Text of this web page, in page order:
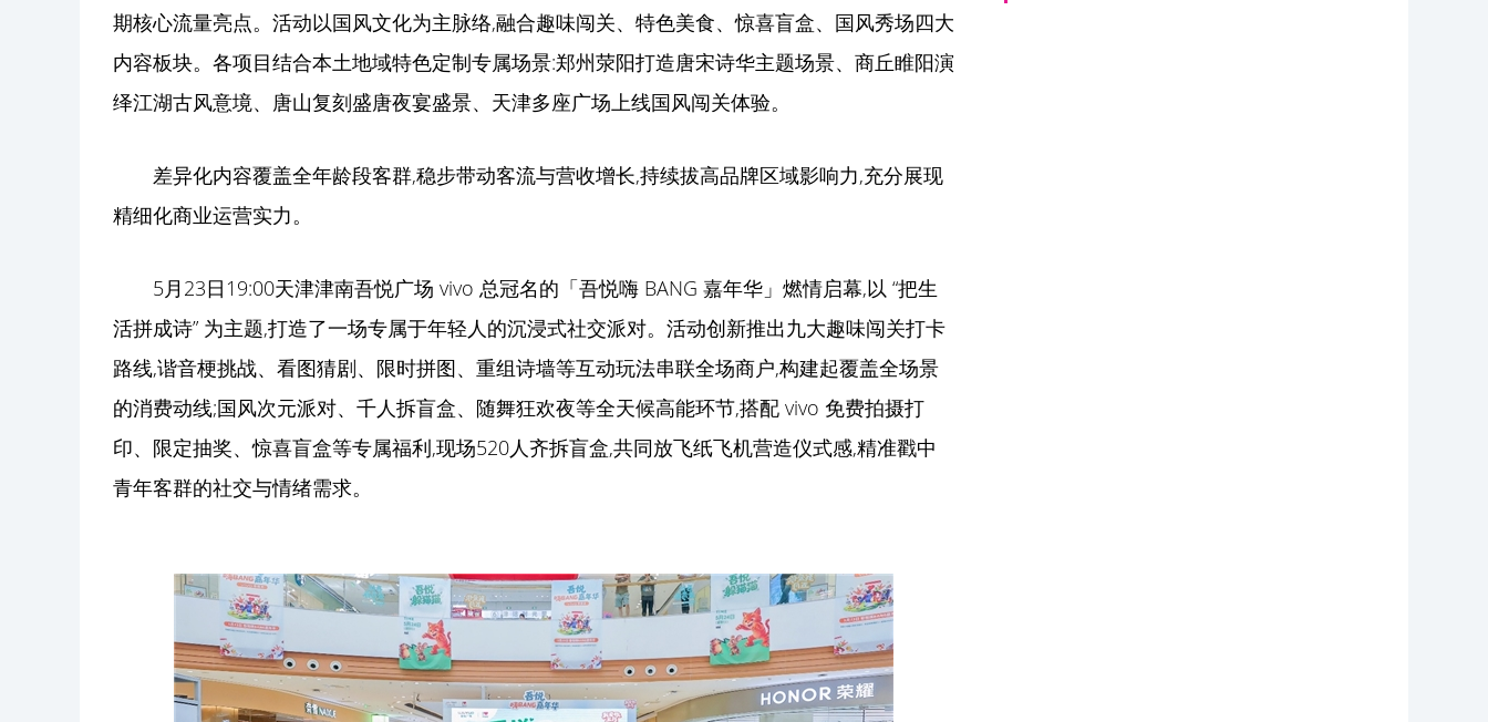
期核心流量亮点。活动以国风文化为主脉络,融合趣味闯关、特色美食、惊喜盲盒、国风秀场四大
内容板块。各项目结合本土地域特色定制专属场景:郑州荥阳打造唐宋诗华主题场景、商丘睢阳演
绎江湖古风意境、唐山复刻盛唐夜宴盛景、天津多座广场上线国风闯关体验。
差异化内容覆盖全年龄段客群,稳步带动客流与营收增长,持续拔高品牌区域影响力,充分展现
精细化商业运营实力。
5月23日19:00天津津南吾悦广场 vivo 总冠名的「吾悦嗨 BANG 嘉年华」燃情启幕,以 “把生
活拼成诗” 为主题,打造了一场专属于年轻人的沉浸式社交派对。活动创新推出九大趣味闯关打卡
路线,谐音梗挑战、看图猜剧、限时拼图、重组诗墙等互动玩法串联全场商户,构建起覆盖全场景
的消费动线;国风次元派对、千人拆盲盒、随舞狂欢夜等全天候高能环节,搭配 vivo 免费拍摄打
印、限定抽奖、惊喜盲盒等专属福利,现场520人齐拆盲盒,共同放飞纸飞机营造仪式感,精准戳中
青年客群的社交与情绪需求。